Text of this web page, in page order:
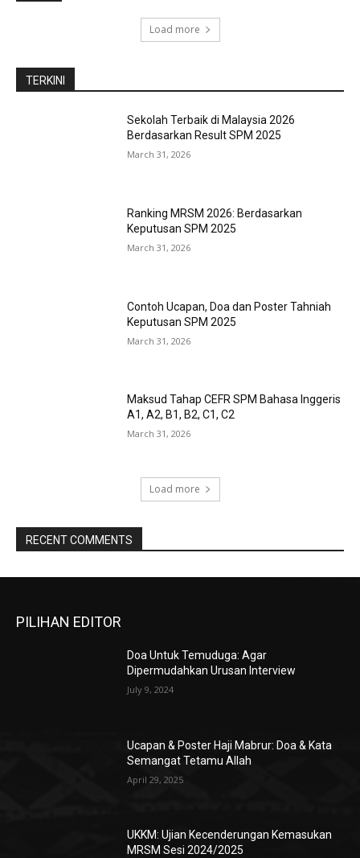
Load more
TERKINI
Sekolah Terbaik di Malaysia 2026
Berdasarkan Result SPM 2025
March 31, 2026
Ranking MRSM 2026: Berdasarkan
Keputusan SPM 2025
March 31, 2026
Contoh Ucapan, Doa dan Poster Tahniah
Keputusan SPM 2025
March 31, 2026
Maksud Tahap CEFR SPM Bahasa Inggeris
A1, A2, B1, B2, C1, C2
March 31, 2026
Load more
RECENT COMMENTS
PILIHAN EDITOR
Doa Untuk Temuduga: Agar
Dipermudahkan Urusan Interview
July 9, 2024
Ucapan & Poster Haji Mabrur: Doa & Kata
Semangat Tetamu Allah
April 29, 2025
UKKM: Ujian Kecenderungan Kemasukan
MRSM Sesi 2024/2025